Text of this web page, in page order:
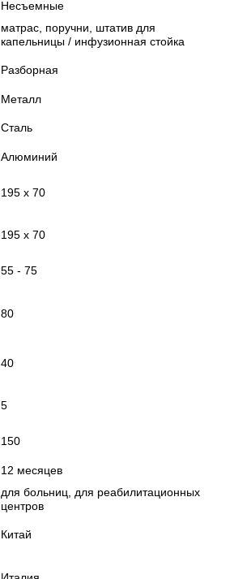
Несъемные
матрас поручни
штатив для
капельницы / инфузионная стойка
Разборная
Металл
Сталь
Алюминий
195 х 70
195 x 70
55 - 75
80
40
5
150
12 месяцев
для больниц, для реабилитационных
центров
Китай